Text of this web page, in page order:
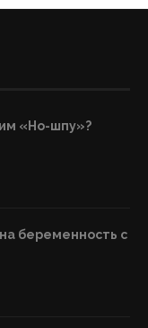
«Но-шпу»?
беременность с